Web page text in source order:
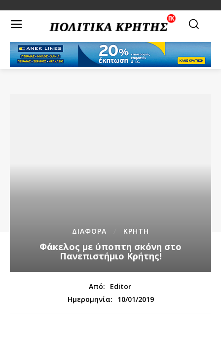
ΔΙΑΦΟΡΑ ΚΡΗΤΗ
Φάκελος με ύποπτη σκόνη στο
Πανεπιστήμιο Κρήτης!
Από:
Editor
Ημερομηνία:
10/01/2019